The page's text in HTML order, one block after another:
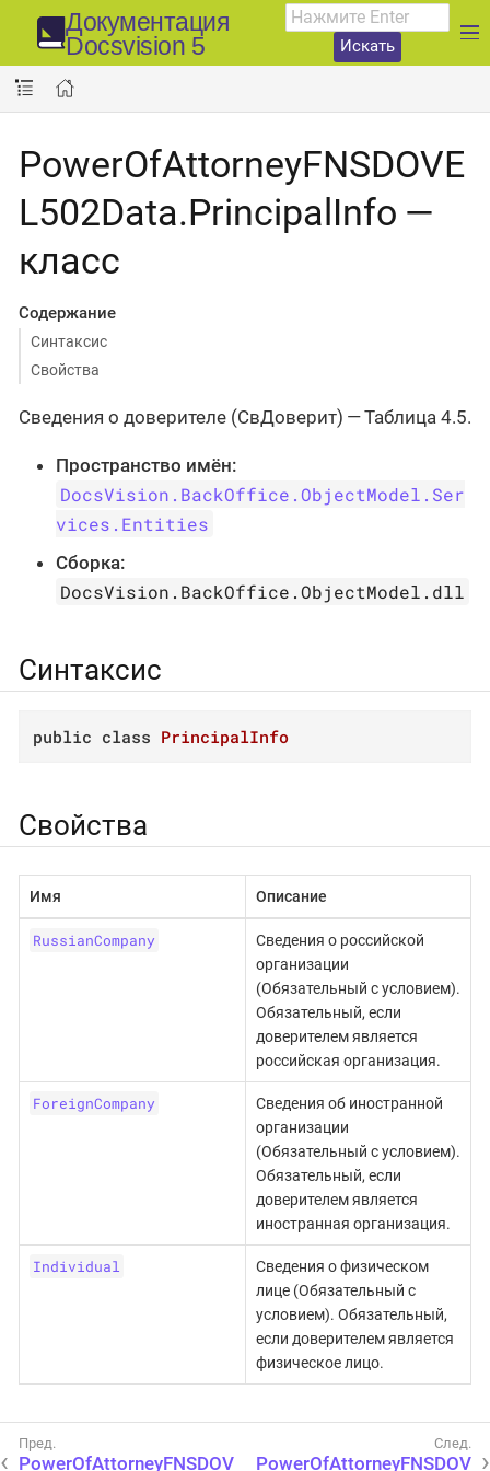
Документация
Docsvision 5
Искать
PowerOfAttorneyFNSDOVE
L502Data.PrincipalInfo —
класс
Содержание
Синтаксис
Свойства
Сведения о доверителе (СвДоверит) — Таблица 4.5.
Пространство имён:
DocsVision.BackOffice.ObjectModel.Ser
vices.Entities
Сборка:
DocsVision.BackOffice.ObjectModel.dll
Синтаксис
public class PrincipalInfo
Свойства
Имя Описание
RussianCompany
Сведения о российской
организации
(Обязательный с условием).
Обязательный, если
доверителем является
российская организация.
ForeignCompany
Сведения об иностранной
организации
(Обязательный с условием).
Обязательный, если
доверителем является
иностранная организация.
Individual
Сведения о физическом
лице (Обязательный с
условием). Обязательный,
если доверителем является
физическое лицо.
PowerOfAttorneyFNSDOV PowerOfAttorneyFNSDOV